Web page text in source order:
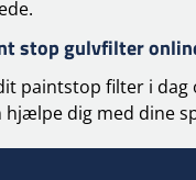
stop gulvfilter
paintstop filter i dag
hjælpe dig med dine